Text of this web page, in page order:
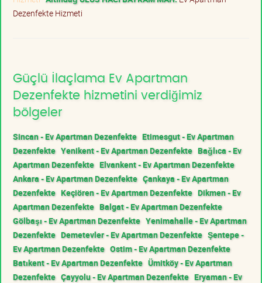
Dezenfekte Hizmeti
Güçlü İlaçlama Ev Apartman
Dezenfekte hizmetini verdiğimiz
bölgeler
Sincan - Ev Apartman Dezenfekte Etimesgut - Ev Apartman
Dezenfekte Yenikent - Ev Apartman Dezenfekte Bağlıca - Ev
Apartman Dezenfekte Elvankent - Ev Apartman Dezenfekte
Ankara - Ev Apartman Dezenfekte Çankaya - Ev Apartman
Dezenfekte Keçiören - Ev Apartman Dezenfekte Dikmen - Ev
Apartman Dezenfekte Balgat - Ev Apartman Dezenfekte
Gölbaşı - Ev Apartman Dezenfekte Yenimahalle - Ev Apartman
Dezenfekte Demetevler - Ev Apartman Dezenfekte Şentepe -
Ev Apartman Dezenfekte Ostim - Ev Apartman Dezenfekte
Batıkent - Ev Apartman Dezenfekte Ümitköy - Ev Apartman
Dezenfekte Çayyolu - Ev Apartman Dezenfekte Eryaman - Ev